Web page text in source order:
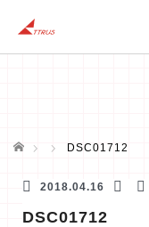
ホーム DSC01712
2018.04.16
DSC01712